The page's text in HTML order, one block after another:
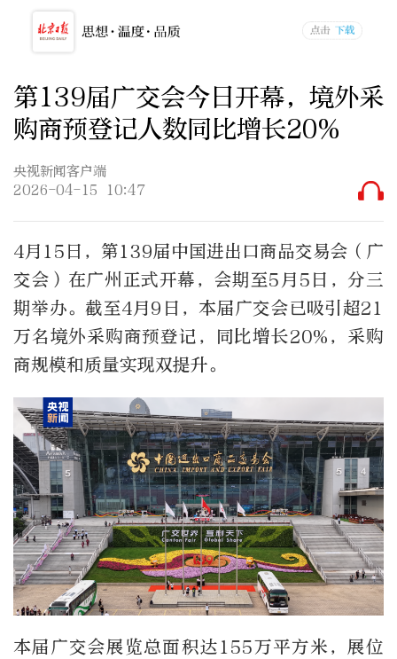
第139届广交会今日开幕，境外采
购商预登记人数同比增长20%
央视新闻客户端
2026-04-15 10:47
4月15日，第139届中国进出口商品交易会（广
交会）在广州正式开幕，会期至5月5日，分三
期举办。截至4月9日，本届广交会已吸引超21
万名境外采购商预登记，同比增长20%，采购
商规模和质量实现双提升。
本届广交会展览总面积达155万平方米，展位